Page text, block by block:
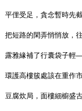
平俚受足，貪念暫時先
把短路的閑弄悄悄放，
露雅緣補了行囊袋子輕
環護高樓簇處該在重作
豆腐炊局，面樓細櫥盛